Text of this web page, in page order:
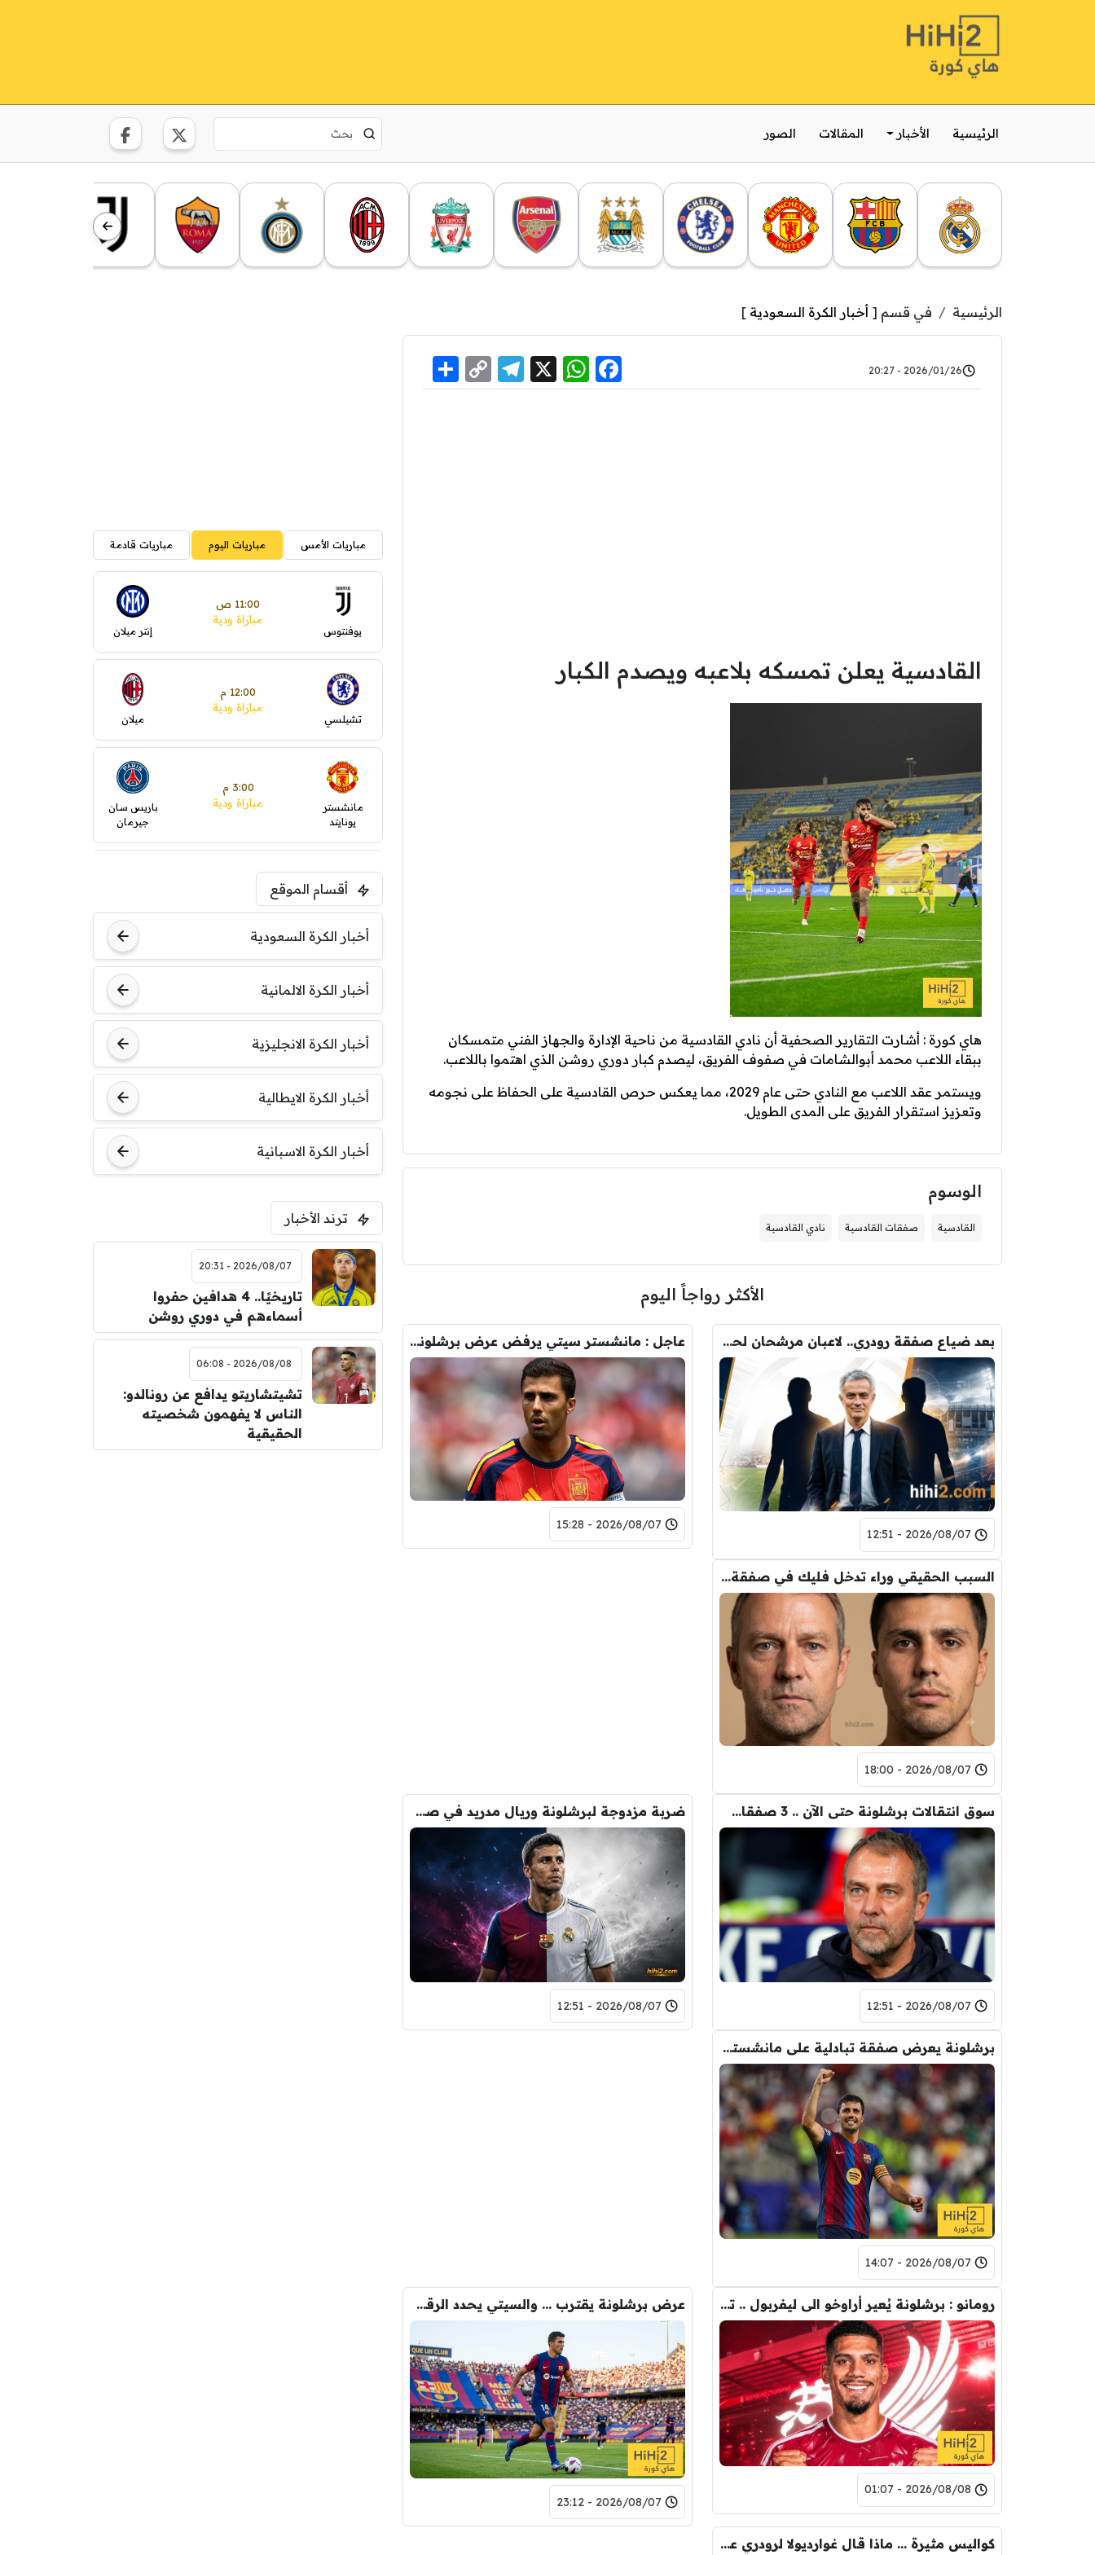
الرئيسية الأخبار المقالات الصور
الرئيسية في قسم [ أخبار الكرة السعودية ]
2026/01/26 - 20:27
Facebook
WhatsApp
X
Telegram
Copy
Link
القادسية يعلن تمسكه بلاعبه ويصدم الكبار
هاي كورة : أشارت التقارير الصحفية أن نادي القادسية من ناحية الإدارة والجهاز الفني متمسكان
ببقاء اللاعب محمد أبوالشامات في صفوف الفريق، ليصدم كبار دوري روشن الذي اهتموا باللاعب.
ويستمر عقد اللاعب مع النادي حتى عام 2029، مما يعكس حرص القادسية على الحفاظ على نجومه
وتعزيز استقرار الفريق على المدى الطويل.
الوسوم
القادسية صفقات القادسية نادي القادسية
الأكثر رواجاً اليوم
بعد ضياع صفقة رودري.. لاعبان مرشحان لحل أزمة ريال مدريد
2026/08/07 - 12:51
عاجل : مانشستر سيتي يرفض عرض برشلونة الاول لضم رودري.. ويسخر من قيمته
2026/08/07 - 15:28
السبب الحقيقي وراء تدخل فليك في صفقة رودري
2026/08/07 - 18:00
سوق انتقالات برشلونة حتى الآن .. 3 صفقات و 5 راحلين
2026/08/07 - 12:51
ضربة مزدوجة لبرشلونة وريال مدريد في صفقة رودري
2026/08/07 - 12:51
برشلونة يعرض صفقة تبادلية على مانشستر سيتي
2026/08/07 - 14:07
رومانو : برشلونة يُعير أراوخو الى ليفربول .. تفاصيل الصفقة
2026/08/08 - 01:07
عرض برشلونة يقترب … والسيتي يحدد الرقم النهائي لبيع رودري
2026/08/07 - 23:12
كواليس مثيرة … ماذا قال غوارديولا لرودري عند استشارته عن ريال مدريد وبرشلونة
مباريات الأمس مباريات اليوم مباريات قادمة
يوفنتوس
11:00 ص
مباراة ودية
إنتر ميلان
تشيلسي
12:00 م
مباراة ودية
ميلان
مانشستر
يونايتد
3:00 م
مباراة ودية
باريس سان
جيرمان
فرينتسفاروشي ريال مدريد
مباراة ودية
نوتنغهام
فورست
اودينيزي
8:00 م
برشلونة
أقسام الموقع
أخبار الكرة السعودية
أخبار الكرة الالمانية
أخبار الكرة الانجليزية
أخبار الكرة الايطالية
أخبار الكرة الاسبانية
ترند الأخبار
2026/08/07 - 20:31
تاريخيًا.. 4 هدافين حفروا
أسماءهم في دوري روشن
2026/08/08 - 06:08
تشيتشاريتو يدافع عن رونالدو:
الناس لا يفهمون شخصيته
الحقيقية